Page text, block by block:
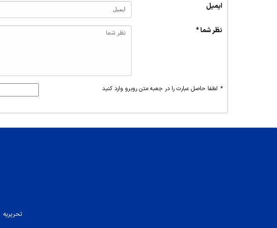
ایمیل
نظر شما *
* لطفا حاصل عبارت را در جعبه متن روبرو وارد کنید
تحریریه